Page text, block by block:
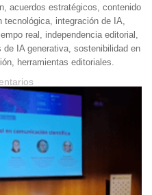
acuerdos estratégicos, contenido
integración de IA,
real, independencia editorial,
IA generativa, sostenibilidad en
herramientas editoriales.